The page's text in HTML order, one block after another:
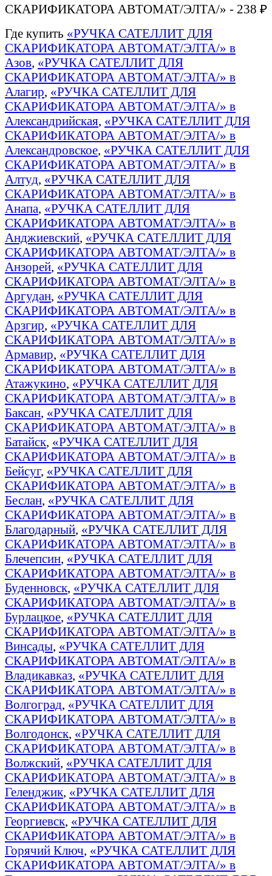
СКАРИФИКАТОРА АВТОМАТ/ЭЛТА/» - 238 ₽
Где купить «РУЧКА САТЕЛЛИТ ДЛЯ
СКАРИФИКАТОРА АВТОМАТ/ЭЛТА/» в
Азов, «РУЧКА САТЕЛЛИТ ДЛЯ
СКАРИФИКАТОРА АВТОМАТ/ЭЛТА/» в
Алагир, «РУЧКА САТЕЛЛИТ ДЛЯ
СКАРИФИКАТОРА АВТОМАТ/ЭЛТА/» в
Александрийская, «РУЧКА САТЕЛЛИТ ДЛЯ
СКАРИФИКАТОРА АВТОМАТ/ЭЛТА/» в
Александровское, «РУЧКА САТЕЛЛИТ ДЛЯ
СКАРИФИКАТОРА АВТОМАТ/ЭЛТА/» в
Алтуд, «РУЧКА САТЕЛЛИТ ДЛЯ
СКАРИФИКАТОРА АВТОМАТ/ЭЛТА/» в
Анапа, «РУЧКА САТЕЛЛИТ ДЛЯ
СКАРИФИКАТОРА АВТОМАТ/ЭЛТА/» в
Анджиевский, «РУЧКА САТЕЛЛИТ ДЛЯ
СКАРИФИКАТОРА АВТОМАТ/ЭЛТА/» в
Анзорей, «РУЧКА САТЕЛЛИТ ДЛЯ
СКАРИФИКАТОРА АВТОМАТ/ЭЛТА/» в
Аргудан, «РУЧКА САТЕЛЛИТ ДЛЯ
СКАРИФИКАТОРА АВТОМАТ/ЭЛТА/» в
Арзгир, «РУЧКА САТЕЛЛИТ ДЛЯ
СКАРИФИКАТОРА АВТОМАТ/ЭЛТА/» в
Армавир, «РУЧКА САТЕЛЛИТ ДЛЯ
СКАРИФИКАТОРА АВТОМАТ/ЭЛТА/» в
Атажукино, «РУЧКА САТЕЛЛИТ ДЛЯ
СКАРИФИКАТОРА АВТОМАТ/ЭЛТА/» в
Баксан, «РУЧКА САТЕЛЛИТ ДЛЯ
СКАРИФИКАТОРА АВТОМАТ/ЭЛТА/» в
Батайск, «РУЧКА САТЕЛЛИТ ДЛЯ
СКАРИФИКАТОРА АВТОМАТ/ЭЛТА/» в
Бейсуг, «РУЧКА САТЕЛЛИТ ДЛЯ
СКАРИФИКАТОРА АВТОМАТ/ЭЛТА/» в
Беслан, «РУЧКА САТЕЛЛИТ ДЛЯ
СКАРИФИКАТОРА АВТОМАТ/ЭЛТА/» в
Благодарный, «РУЧКА САТЕЛЛИТ ДЛЯ
СКАРИФИКАТОРА АВТОМАТ/ЭЛТА/» в
Блечепсин, «РУЧКА САТЕЛЛИТ ДЛЯ
СКАРИФИКАТОРА АВТОМАТ/ЭЛТА/» в
Буденновск, «РУЧКА САТЕЛЛИТ ДЛЯ
СКАРИФИКАТОРА АВТОМАТ/ЭЛТА/» в
Бурлацкое, «РУЧКА САТЕЛЛИТ ДЛЯ
СКАРИФИКАТОРА АВТОМАТ/ЭЛТА/» в
Винсады, «РУЧКА САТЕЛЛИТ ДЛЯ
СКАРИФИКАТОРА АВТОМАТ/ЭЛТА/» в
Владикавказ, «РУЧКА САТЕЛЛИТ ДЛЯ
СКАРИФИКАТОРА АВТОМАТ/ЭЛТА/» в
Волгоград, «РУЧКА САТЕЛЛИТ ДЛЯ
СКАРИФИКАТОРА АВТОМАТ/ЭЛТА/» в
Волгодонск, «РУЧКА САТЕЛЛИТ ДЛЯ
СКАРИФИКАТОРА АВТОМАТ/ЭЛТА/» в
Волжский, «РУЧКА САТЕЛЛИТ ДЛЯ
СКАРИФИКАТОРА АВТОМАТ/ЭЛТА/» в
Геленджик, «РУЧКА САТЕЛЛИТ ДЛЯ
СКАРИФИКАТОРА АВТОМАТ/ЭЛТА/» в
Георгиевск, «РУЧКА САТЕЛЛИТ ДЛЯ
СКАРИФИКАТОРА АВТОМАТ/ЭЛТА/» в
Горячий Ключ, «РУЧКА САТЕЛЛИТ ДЛЯ
СКАРИФИКАТОРА АВТОМАТ/ЭЛТА/» в